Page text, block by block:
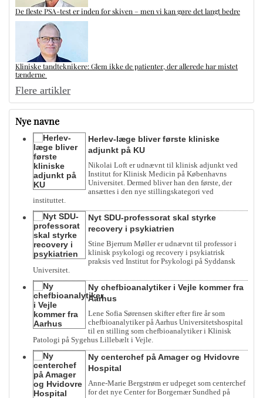
De fleste PSA-test er inden for skiven – men vi kan gøre det langt bedre
Kliniske tandteknikere: Glem ikke de patienter, der allerede har mistet
tænderne
Flere artikler
Nye navne
Herlev-læge bliver første kliniske
adjunkt på KU
Nikolai Loft er udnævnt til klinisk adjunkt ved
Institut for Klinisk Medicin på Københavns
Universitet. Dermed bliver han den første, der
ansættes i den nye stillingskategori ved
instituttet.
Nyt SDU-professorat skal styrke
recovery i psykiatrien
Stine Bjerrum Møller er udnævnt til professor i
klinisk psykologi og recovery i psykiatrisk
praksis ved Institut for Psykologi på Syddansk
Universitet.
Ny chefbioanalytiker i Vejle kommer fra
Aarhus
Lene Sofia Sørensen skifter efter fire år som
chefbioanalytiker på Aarhus Universitetshospital
til en stilling som chefbioanalytiker i Klinisk
Patologi på Sygehus Lillebælt i Vejle.
Ny centerchef på Amager og Hvidovre
Hospital
Anne-Marie Bergstrøm er udpeget som centerchef
for det nye Center for Borgernær Sundhed på